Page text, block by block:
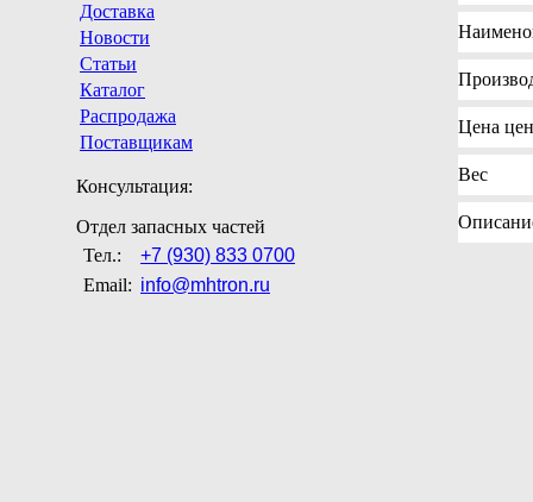
Доставка
Новости
Статьи
Каталог
Распродажа
Поставщикам
Консультация:
Отдел запасных частей
Тел.:
+7 (930) 833 0700
Email: info@mhtron.ru
Цена
Вес